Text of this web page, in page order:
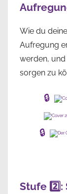
Wie du
Aufregung
werden,
sorgen zu
🔒
🔒
Stufe 2️⃣: